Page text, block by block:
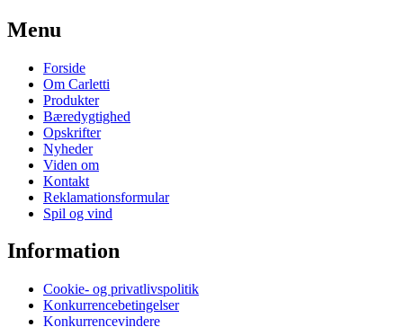
Menu
Forside
Om Carletti
Produkter
Bæredygtighed
Opskrifter
Nyheder
Viden om
Kontakt
Reklamationsformular
Spil og vind
Information
Cookie- og privatlivspolitik
Konkurrencebetingelser
Konkurrencevindere